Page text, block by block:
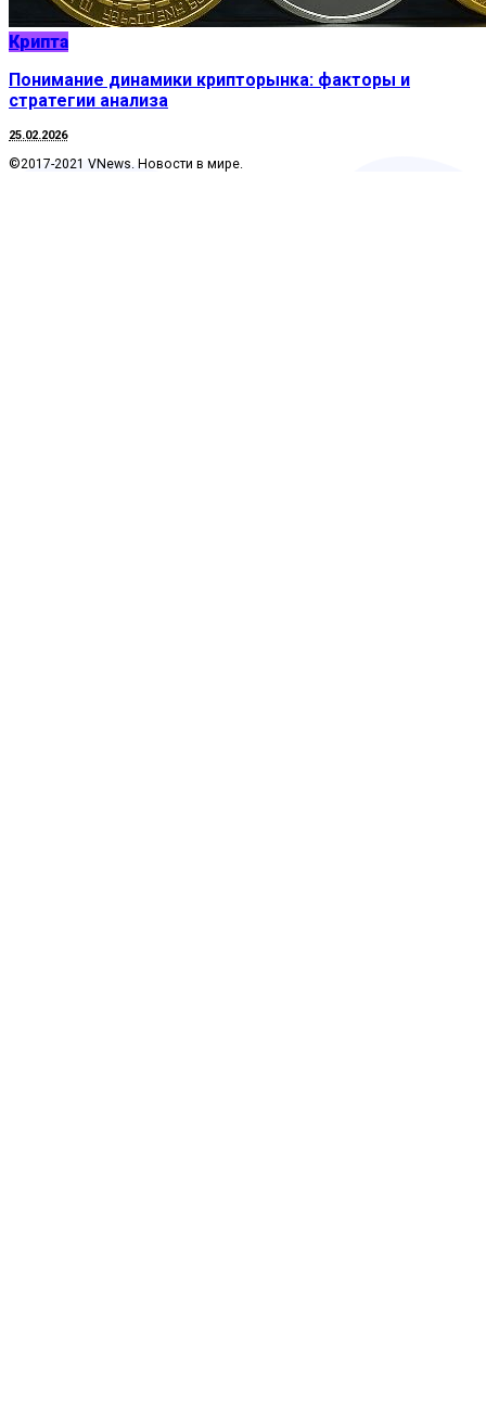
Крипта
Понимание динамики крипторынка: факторы и
стратегии анализа
25.02.2026
©2017-2021 VNews. Новости в мире.